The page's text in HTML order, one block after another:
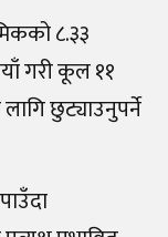
८.३३
गरी कूल ११
छुट्याउनुपर्ने